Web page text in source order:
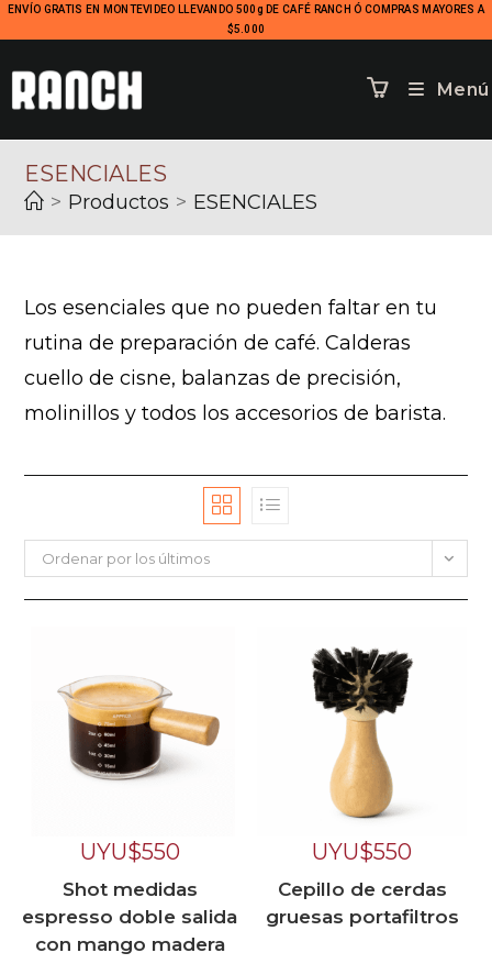
ENVÍO GRATIS EN MONTEVIDEO LLEVANDO 500g DE CAFÉ RANCH Ó COMPRAS MAYORES A
$5.000
Menú
ESENCIALES
> Productos > ESENCIALES
Los esenciales que no pueden faltar en tu
rutina de preparación de café. Calderas
cuello de cisne, balanzas de precisión,
molinillos y todos los accesorios de barista.
Ordenar por los últimos
UYU$550
Shot medidas
espresso doble salida
con mango madera
UYU$550
Cepillo de cerdas
gruesas portafiltros